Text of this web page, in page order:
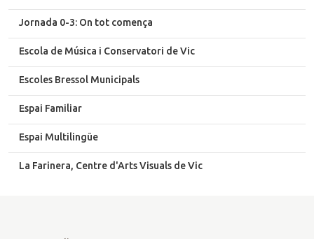
Jornada 0-3: On tot comença
Escola de Música i Conservatori de Vic
Escoles Bressol Municipals
Espai Familiar
Espai Multilingüe
La Farinera, Centre d'Arts Visuals de Vic